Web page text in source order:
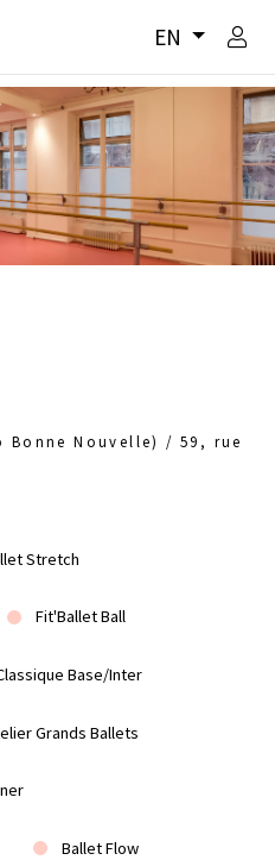
EN
Nouvelle) / 59, rue
Stretch
Fit'Ballet Ball
Base/Inter
Grands Ballets
Ballet Flow